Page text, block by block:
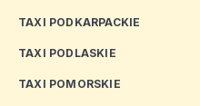
TAXI PODKARPACKIE
TAXI PODLASKIE
TAXI POMORSKIE